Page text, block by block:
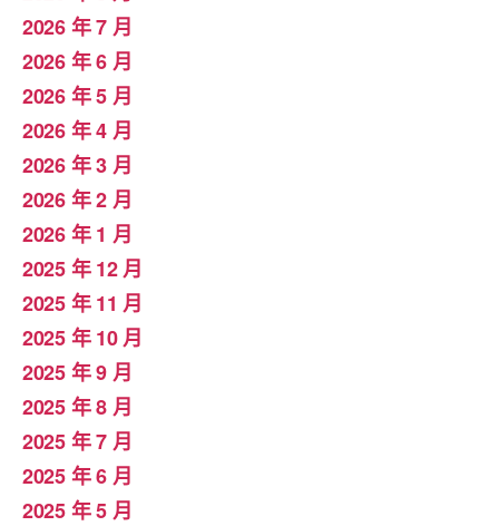
2026 年 7 月
2026 年 6 月
2026 年 5 月
2026 年 4 月
2026 年 3 月
2026 年 2 月
2026 年 1 月
2025 年 12 月
2025 年 11 月
2025 年 10 月
2025 年 9 月
2025 年 8 月
2025 年 7 月
2025 年 6 月
2025 年 5 月